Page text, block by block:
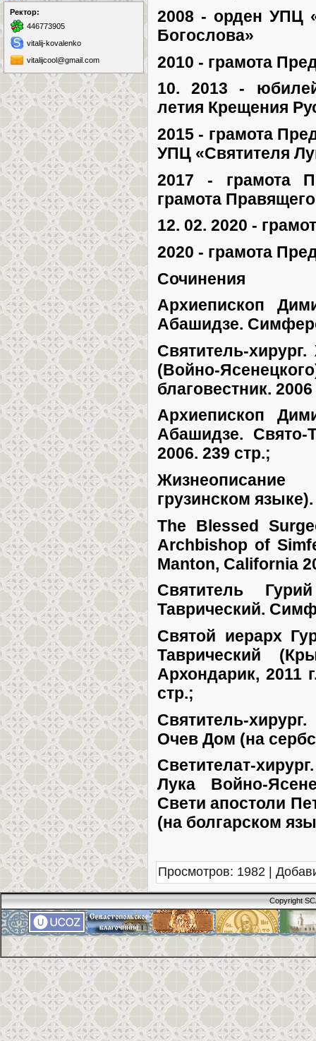
Ректор:
446773905
vitalij-kovalenko
vitalijcool@gmail.com
2008 - орден УПЦ
Богослова»
2010 - грамота
10. 2013 -
летия Крещения
2015 - грамота
УПЦ «Святителя
2017 - грамота
грамота
12. 02. 2020 -
2020 - грамота
Сочинения
Архиепископ
Абашидзе.
Святитель-
(Войно-
благовестник. 2006
Архиепископ
Абашидзе. Свято-
2006. 239 стр.;
грузинском языке).
The Blessed
Archbishop of
Manton, California
Святитель
Таврический.
Святой иерарх
Таврический
Архондарик, 2011
стр.;
Святитель-
Очев Дом (на
Светителат-
Лука Войно-
Свети апостоли
(на болгарском
Просмотров: 1982 |
Copyright